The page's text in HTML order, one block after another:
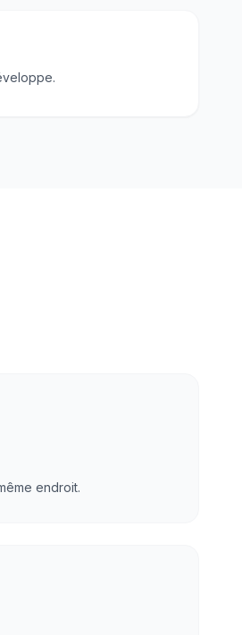
endroit.